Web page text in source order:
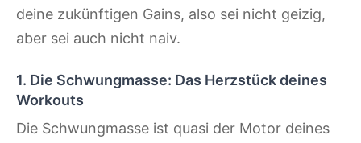
deine zukünftigen Gains, also sei nicht geizig,
aber sei auch nicht naiv.
1. Die Schwungmasse: Das Herzstück deines
Workouts
Die Schwungmasse ist quasi der Motor deines